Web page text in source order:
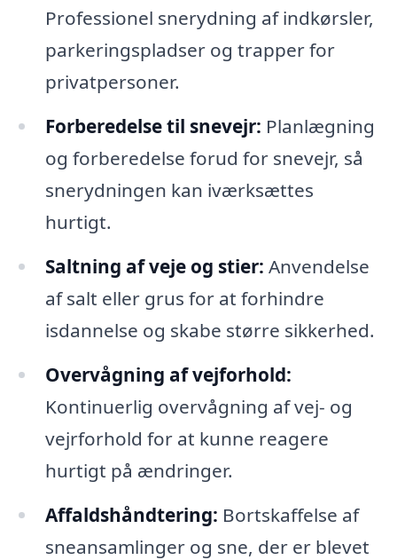
Professionel snerydning af indkørsler,
parkeringspladser og trapper for
privatpersoner.
Forberedelse til snevejr: Planlægning
og forberedelse forud for snevejr, så
snerydningen kan iværksættes
hurtigt.
Saltning af veje og stier: Anvendelse
af salt eller grus for at forhindre
isdannelse og skabe større sikkerhed.
Overvågning af vejforhold:
Kontinuerlig overvågning af vej- og
vejrforhold for at kunne reagere
hurtigt på ændringer.
Affaldshåndtering: Bortskaffelse af
sneansamlinger og sne, der er blevet